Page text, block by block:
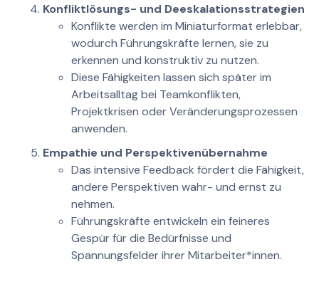
Konfliktlösungs- und Deeskalationsstrategien
Konflikte werden im Miniaturformat erlebbar,
wodurch Führungskräfte lernen, sie zu
erkennen und konstruktiv zu nutzen.
Diese Fähigkeiten lassen sich später im
Arbeitsalltag bei Teamkonflikten,
Projektkrisen oder Veränderungsprozessen
anwenden.
Empathie und Perspektivenübernahme
Das intensive Feedback fördert die Fähigkeit,
andere Perspektiven wahr- und ernst zu
nehmen.
Führungskräfte entwickeln ein feineres
Gespür für die Bedürfnisse und
Spannungsfelder ihrer Mitarbeiter*innen.